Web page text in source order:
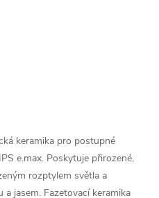
keramika pro postupné
e.max. Poskytuje přirozené,
rozptylem světla a
jasem. Fazetovací keramika